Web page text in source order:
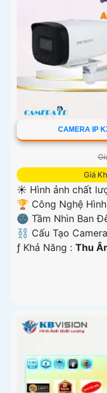
CAMERA IP
Giá
☀️ Hình ảnh chất
🏆 Công Nghệ
🌚 Tầm Nhìn Ban
⛓ Cấu Tạo Camera
️ƒ Khả Năng : Thu